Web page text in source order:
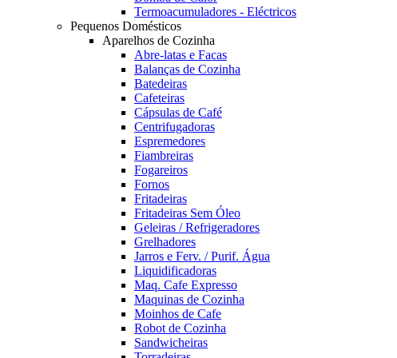
Termoacumuladores - Eléctricos
Pequenos Domésticos
Aparelhos de Cozinha
Abre-latas e Facas
Balanças de Cozinha
Batedeiras
Cafeteiras
Cápsulas de Café
Centrifugadoras
Espremedores
Fiambreiras
Fogareiros
Fornos
Fritadeiras
Fritadeiras Sem Óleo
Geleiras / Refrigeradores
Grelhadores
Jarros e Ferv. / Purif. Água
Liquidificadoras
Maq. Cafe Expresso
Maquinas de Cozinha
Moinhos de Cafe
Robot de Cozinha
Sandwicheiras